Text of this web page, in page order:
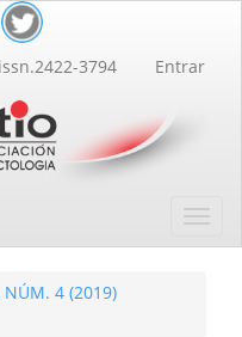
3794 Entrar
NÚM. 4 (2019)